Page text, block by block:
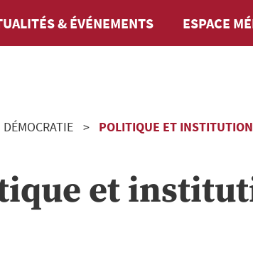
& ÉVÉNEMENTS ESPACE
DÉMOCRATIE POLITIQUE ET
et